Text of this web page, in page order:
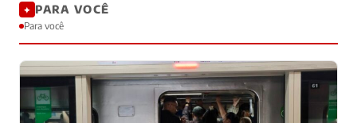
✦ PARA VOCÊ
Para você